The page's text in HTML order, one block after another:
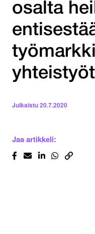
osalta
Julkaistu20.7.2020
Jaa artikkeli: